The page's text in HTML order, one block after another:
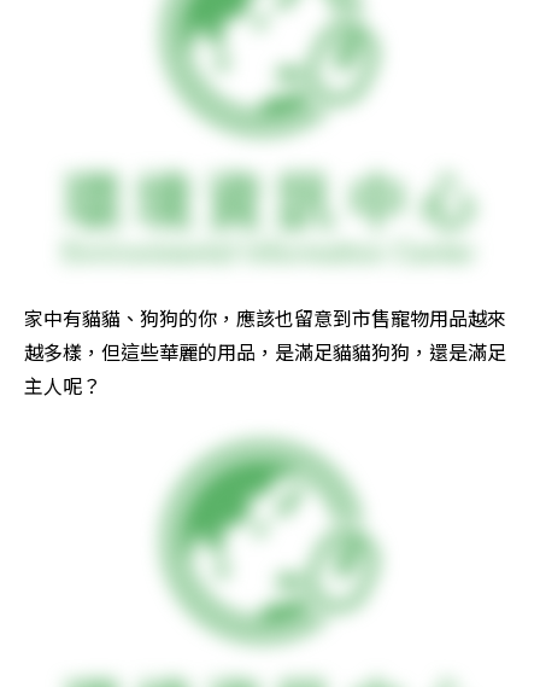
家中有貓貓、狗狗的你，應該也留意到市售寵物用品越來
越多樣，但這些華麗的用品，是滿足貓貓狗狗，還是滿足
主人呢？